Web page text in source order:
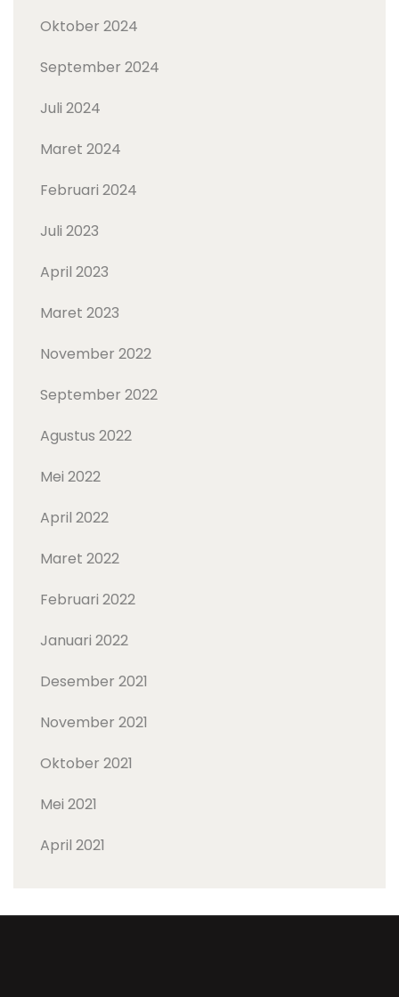
Oktober 2024
September 2024
Juli 2024
Maret 2024
Februari 2024
Juli 2023
April 2023
Maret 2023
November 2022
September 2022
Agustus 2022
Mei 2022
April 2022
Maret 2022
Februari 2022
Januari 2022
Desember 2021
November 2021
Oktober 2021
Mei 2021
April 2021